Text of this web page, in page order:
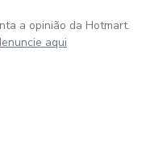
a opinião da Hotmart.
aqui